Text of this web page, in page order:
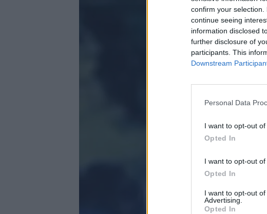
confirm your
continue seeing
information disclosed
further disclosure of
participants. This
Downstream
Personal Data
I want to opt-out
Opted In
I want to opt-out
Opted In
I want to opt-out
Advertising.
Opted In